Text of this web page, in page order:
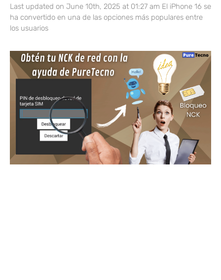
Last updated on June 10th, 2025 at 01:27 am El iPhone 16 se
ha convertido en una de las opciones más populares entre
los usuarios